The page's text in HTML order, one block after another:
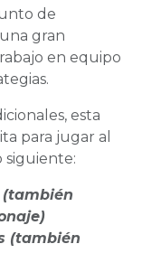
de
gran
en equipo
esta
para jugar al
siguiente:
(también